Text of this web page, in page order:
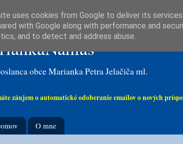
obce Marianka Petra Jelačiča ml.
záujem o automatické odoberanie emailov o nových
O mne
uses cookies from Google to deliver its
with Google along with performance and
and to detect and address abuse.